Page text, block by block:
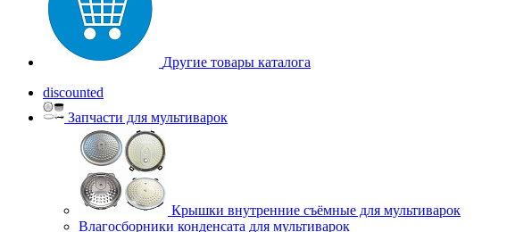
Другие товары каталога
discounted
Запчасти для мультиварок
Крышки внутренние съёмные для мультиварок
Влагосборники конденсата для мультиварок